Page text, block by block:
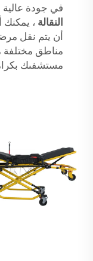
في جودة عالية
النقالة ،
أن يتم نقل
مناطق
مستشفىك